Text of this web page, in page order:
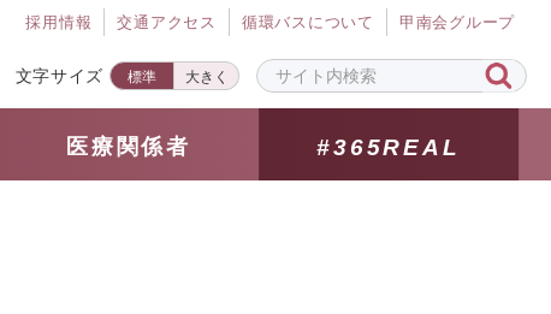
採⽤情報 交通アクセス 循環バスについて 甲南会グループ
文字サイズ 標準 大きく
医療関係者 #365REAL